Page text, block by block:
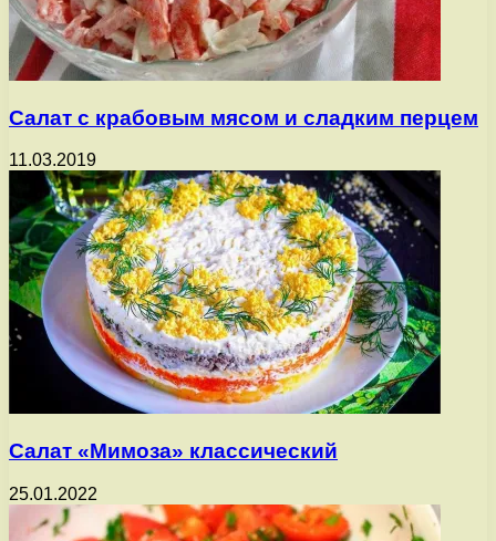
Салат с крабовым мясом и сладким перцем
11.03.2019
Салат «Мимоза» классический
25.01.2022